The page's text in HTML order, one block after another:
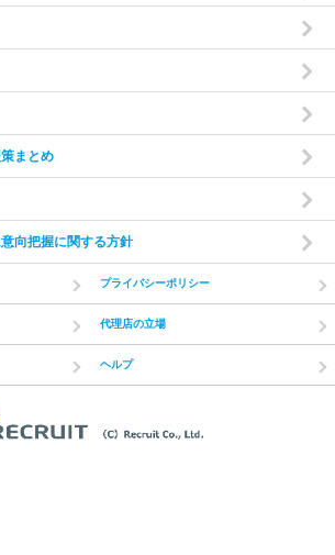
まとめ
向把握に関する方針
プライバシーポリシー
代理店の立場
ヘルプ